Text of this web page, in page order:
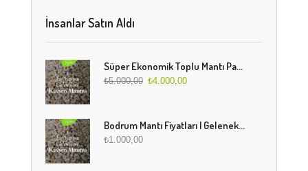
İnsanlar Satın Aldı
Süper Ekonomik Toplu Mantı Paketi (5 Kg)
₺5.000,00 ₺4.000,00
Bodrum Mantı Fiyatları | Geleneksel Türk Mantısı Online Sipariş
₺1.000,00